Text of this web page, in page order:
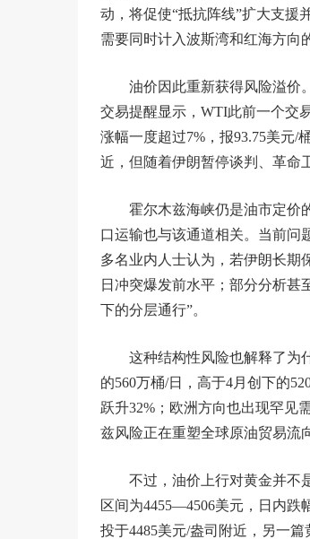
动，将促使“抵抗阵线”扩大支援
需要同时计入波斯湾和红海方向
油价因此重新获得风险溢价
交易提醒显示，WTI此前一个交
涨幅一度超过7%，报93.75美元/
近，但随着伊朗暂停谈判、革命
霍尔木兹海峡仍是油市定价
口运输也与该通道相关。当前问
多名业内人士认为，若伊朗长期
日冲突爆发前水平；部分分析甚
下的分层通行”。
这种结构性风险也解释了为
的560万桶/日，高于4月创下的
跃升32%；欧洲方向也出现罕见
兹风险正在重塑全球原油贸易流
不过，油价上行对黄金并不
区间为4455—4506美元，日内跌
投于4485美元/盎司附近，另一